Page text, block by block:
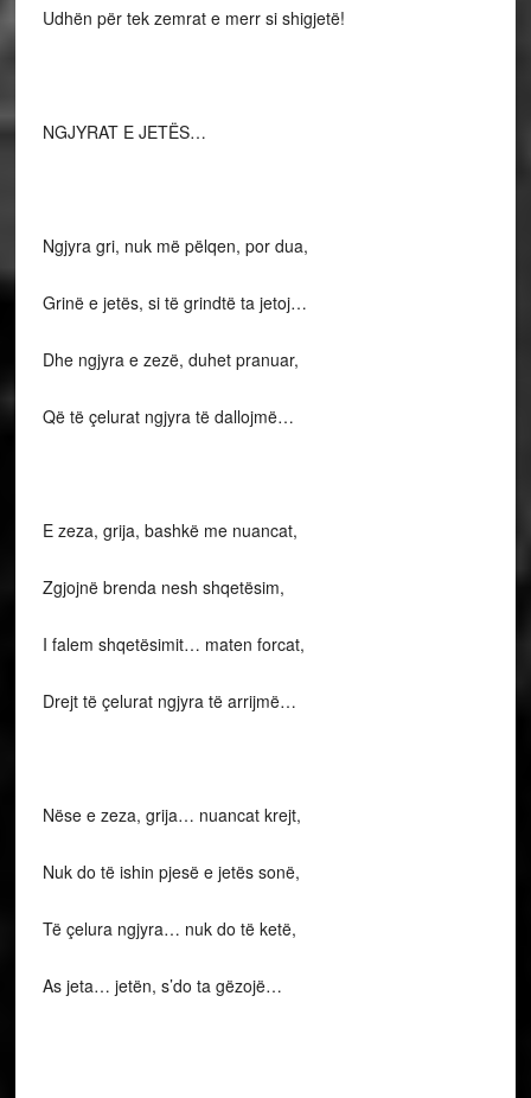
Udhën për tek zemrat e merr si shigjetë!
NGJYRAT E JETËS…
Ngjyra gri, nuk më pëlqen, por dua,
Grinë e jetës, si të grindtë ta jetoj…
Dhe ngjyra e zezë, duhet pranuar,
Që të çelurat ngjyra të dallojmë…
E zeza, grija, bashkë me nuancat,
Zgjojnë brenda nesh shqetësim,
I falem shqetësimit… maten forcat,
Drejt të çelurat ngjyra të arrijmë…
Nëse e zeza, grija… nuancat krejt,
Nuk do të ishin pjesë e jetës sonë,
Të çelura ngjyra… nuk do të ketë,
As jeta… jetën, s’do ta gëzojë…